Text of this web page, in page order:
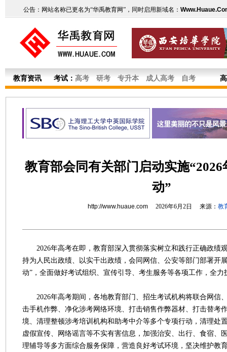
公告：网站名称已更名为“华禹教育网”，同时启用新域名：
教育资讯 考试： 高考 研考 专升本 成人高考 自考
教育部会同有关部门启动实施
动”
http://www.huaue.com2026年6月2日 来源： 教
2026年高考在即，教育部深入贯彻落实树立和践行正确政绩
持为人民出政绩、以实干出政绩，会同网信、公安等部门部署开
动”，全面做好考试组织、宣传引导、考生服务等各项工作，全力
2026年高考期间，各地教育部门、招生考试机构将联合网信
击手机作弊、净化涉考网络环境、打击销售作弊器材、打击替考
境、清理整顿涉考培训机构和助考中介等多个专项行动，清理处
虚假宣传、网络谣言等不实有害信息，加强治安、出行、食宿、
理辅导等多方面综合服务保障，营造良好考试环境，坚决维护教